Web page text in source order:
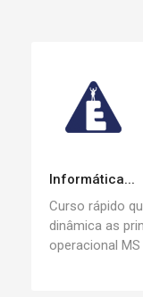
Informática...
Curso rápido
dinâmica as
operacional